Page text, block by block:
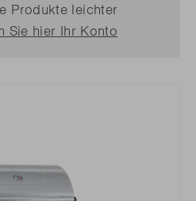
Produkte leichter
Sie hier Ihr Konto